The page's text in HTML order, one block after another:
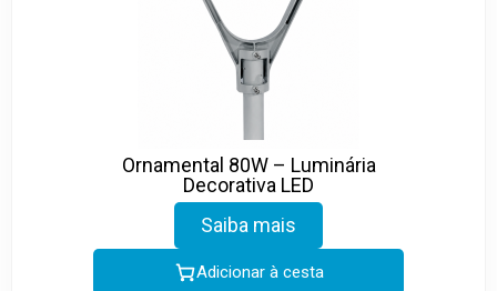
Ornamental 80W – Luminária
Decorativa LED
Saiba mais
Adicionar à cesta